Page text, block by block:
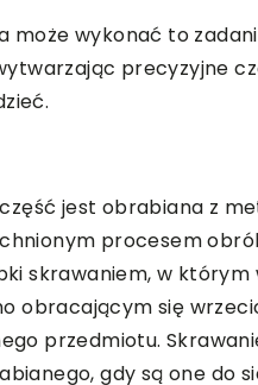
wykonać to
precyzyjne
jest obrabiana z
procesem
skrawaniem, w
obracającym się
przedmiotu.
gdy są one do